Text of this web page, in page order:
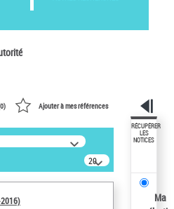
les
0) Ajouter à mes références
20
résultats/page
RÉCUPÉRER
LES
NOTICES
Ma